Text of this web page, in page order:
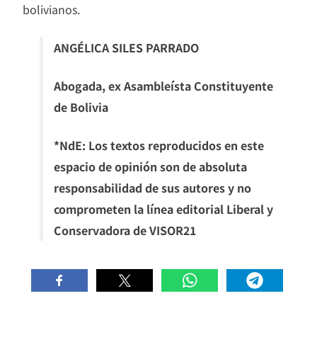
bolivianos.
ANGÉLICA SILES PARRADO
Abogada, ex Asambleísta Constituyente
de Bolivia
*NdE: Los textos reproducidos en este
espacio de opinión son de absoluta
responsabilidad de sus autores y no
comprometen la línea editorial Liberal y
Conservadora de VISOR21